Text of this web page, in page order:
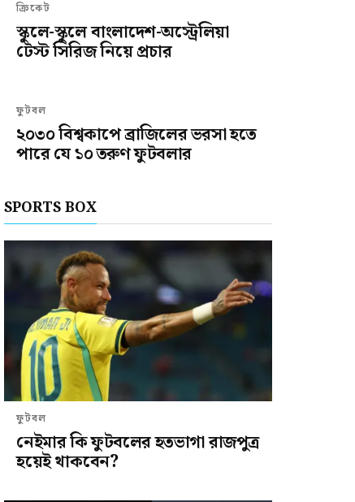
ক্রিকেট
স্কুলে-স্কুলে বাংলাদেশ-অস্ট্রেলিয়া
টেস্ট সিরিজ নিয়ে প্রচার
ফুটবল
২০৩০ বিশ্বকাপে ব্রাজিলের ভরসা হতে
পারে যে ১০ তরুণ ফুটবলার
SPORTS BOX
ফুটবল
নেইমার কি ফুটবলের হতভাগা রাজপুত্র
হয়েই থাকবেন?